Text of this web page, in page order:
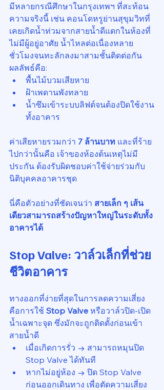
มีหลายกรณีศึกษาในกรุงเทพฯ ที่สะท้อน
ความจริงนี้ เช่น คอนโดหรูย่านสุขุมวิทที่
เคยเกิดน้ำท่วมจากสายน้ำดีแตกในห้องที่
ไม่มีผู้อยู่อาศัย น้ำไหลต่อเนื่องหลาย
ชั่วโมงจนทะลักลงมาสามชั้นติดต่อกัน
ผลลัพธ์คือ:
พื้นไม้บวมเสียหาย
ฝ้าเพดานพังทลาย
น้ำซึมเข้าระบบลิฟต์จนต้องปิดใช้งาน
ทั้งอาคาร
ค่าเสียหายรวมกว่า 7 ล้านบาท และที่ร้าย
ไปกว่านั้นคือ เจ้าของห้องต้นเหตุไม่มี
ประกัน ต้องรับผิดชอบค่าใช้จ่ายร่วมกับ
นิติบุคคลอาคารชุด
นี่คือตัวอย่างที่ชัดเจนว่า สายเล็ก ๆ เส้น
เดียวสามารถสร้างปัญหาใหญ่ในระดับทั้ง
อาคารได้
Stop Valve: วาล์วเล็กที่ช่วย
ชีวิตอาคาร
ทางออกที่ง่ายที่สุดในการลดความเสี่ยง
คือการใช้ Stop Valve หรือวาล์วปิด-เปิด
น้ำเฉพาะจุด ซึ่งมักจะถูกติดตั้งก่อนเข้า
สายน้ำดี
เมื่อเกิดการรั่ว → สามารถหมุนปิด
Stop Valve ได้ทันที
หากไม่อยู่ห้อง → ปิด Stop Valve
ก่อนออกเดินทาง เพื่อตัดความเสี่ยง